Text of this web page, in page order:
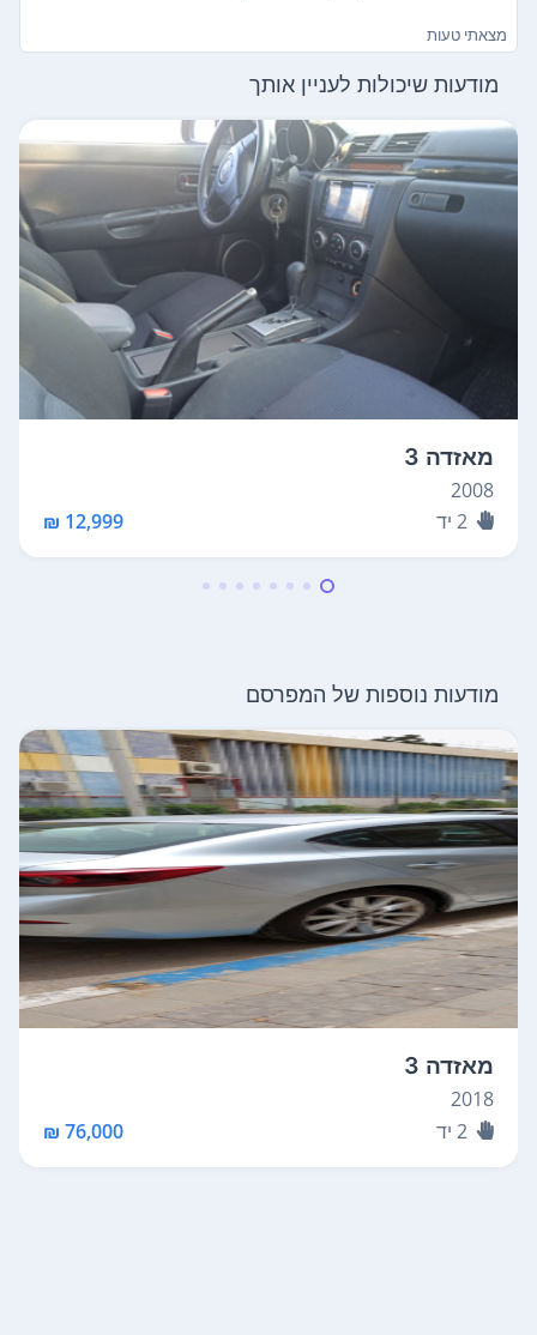
מצאתי טעות
מודעות שיכולות לעניין אותך
מאזדה 3
2008
2 יד 12,999 ₪
מודעות נוספות של המפרסם
מאזדה 3
2018
2 יד 76,000 ₪